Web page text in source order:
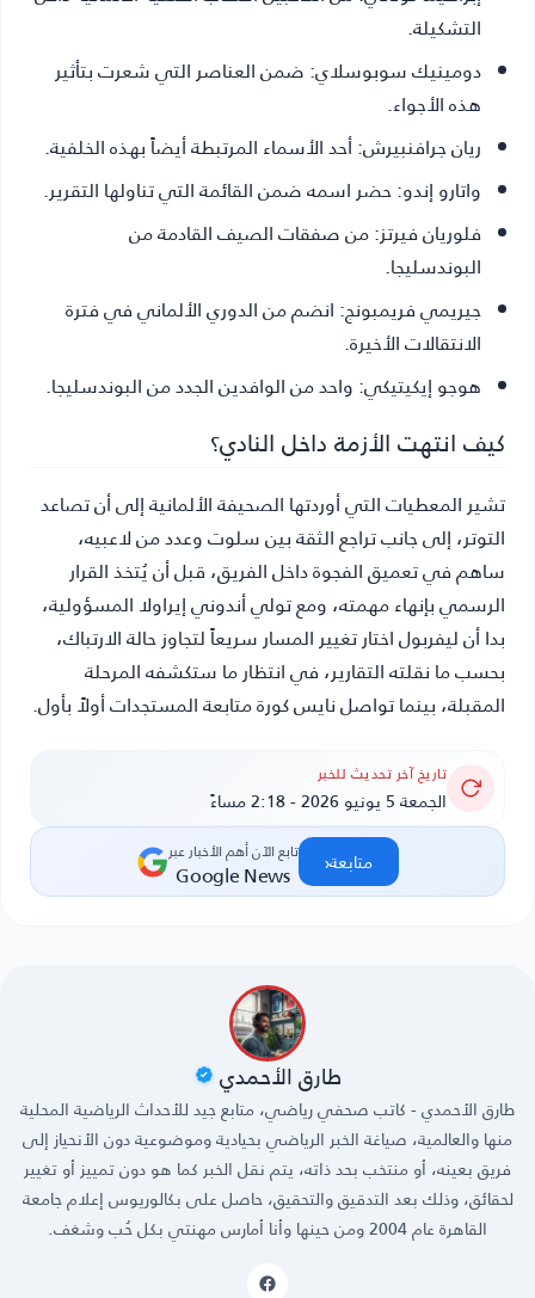
التشكيلة.
دومينيك سوبوسلاي:ضمن العناصر التي شعرت بتأثير
هذه الأجواء.
ريان جرافنبيرش:أحد الأسماء المرتبطة أيضاً بهذه الخلفية.
واتارو إندو:حضر اسمه ضمن القائمة التي تناولها التقرير.
فلوريان فيرتز:من صفقات الصيف القادمة من
البوندسليجا.
جيريمي فريمبونج:انضم من الدوري الألماني في فترة
الانتقالات الأخيرة.
هوجو إيكيتيكي:واحد من الوافدين الجدد من البوندسليجا.
كيف انتهت الأزمة داخل النادي؟
تشير المعطيات التي أوردتها الصحيفة الألمانية إلى أن تصاعد
التوتر، إلى جانب تراجع الثقة بين سلوت وعدد من لاعبيه،
ساهم في تعميق الفجوة داخل الفريق، قبل أن يُتخذ القرار
الرسمي بإنهاء مهمته، ومع تولي أندوني إيراولا المسؤولية،
بدا أن ليفربول اختار تغيير المسار سريعاً لتجاوز حالة الارتباك،
بحسب ما نقلته التقارير، في انتظار ما ستكشفه المرحلة
المقبلة، بينما تواصل نايس كورة متابعة المستجدات أولاً بأول.
تاريخ آخر تحديث للخبر
الجمعة 5 يونيو 2026 - 2:18 مساءً
تابع الآن أهم الأخبار عبر
Google News متابعة‹
طارق الأحمدي
طارق الأحمدي - كاتب صحفي رياضي، متابع جيد للأحداث الرياضية المحلية
منها والعالمية، صياغة الخبر الرياضي بحيادية وموضوعية دون الأنحياز إلى
فريق بعينه، أو منتخب بحد ذاته، يتم نقل الخبر كما هو دون تمييز أو تغيير
لحقائق، وذلك بعد التدقيق والتحقيق، حاصل على بكالوريوس إعلام جامعة
القاهرة عام 2004 ومن حينها وأنا أمارس مهنتي بكل حُب وشغف.